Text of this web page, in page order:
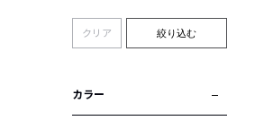
クリア 絞り込む
カラー